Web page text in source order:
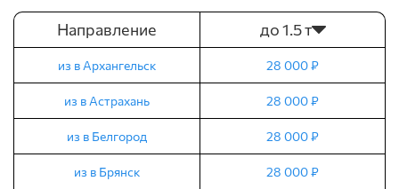
Направление до 1.5 т
из в Архангельск 28 000 ₽
из в Астрахань 28 000 ₽
из в Белгород 28 000 ₽
из в Брянск 28 000 ₽